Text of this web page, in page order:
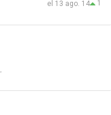
1
el 13 ago. 14